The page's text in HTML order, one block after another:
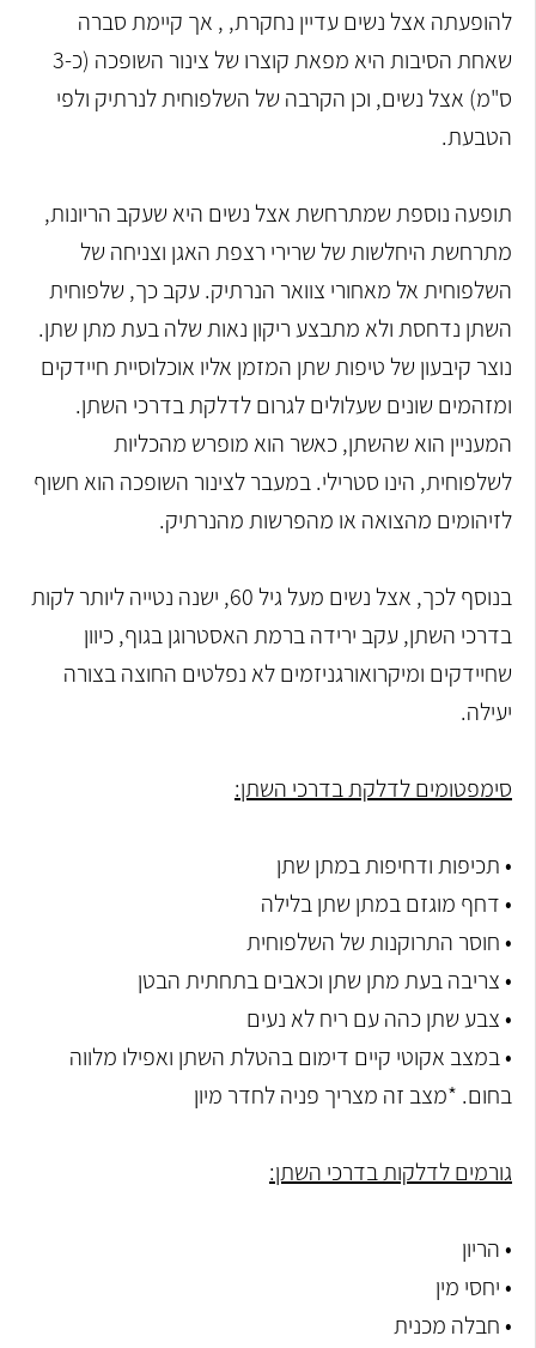
להופעתה אצל נשים עדיין נחקרת, , אך קיימת סברה
שאחת הסיבות היא מפאת קוצרו של צינור השופכה (כ-3
ס"מ) אצל נשים, וכן הקרבה של השלפוחית לנרתיק ולפי
הטבעת.
תופעה נוספת שמתרחשת אצל נשים היא שעקב הריונות,
מתרחשת היחלשות של שרירי רצפת האגן וצניחה של
השלפוחית אל מאחורי צוואר הנרתיק. עקב כך, שלפוחית
השתן נדחסת ולא מתבצע ריקון נאות שלה בעת מתן שתן.
נוצר קיבעון של טיפות שתן המזמן אליו אוכלוסיית חיידקים
ומזהמים שונים שעלולים לגרום לדלקת בדרכי השתן.
המעניין הוא שהשתן, כאשר הוא מופרש מהכליות
לשלפוחית, הינו סטרילי. במעבר לצינור השופכה הוא חשוף
לזיהומים מהצואה או מהפרשות מהנרתיק.
בנוסף לכך, אצל נשים מעל גיל 60, ישנה נטייה ליותר לקות
בדרכי השתן, עקב ירידה ברמת האסטרוגן בגוף, כיוון
שחיידקים ומיקרואורגניזמים לא נפלטים החוצה בצורה
יעילה.
סימפטומים לדלקת בדרכי השתן:
• תכיפות ודחיפות במתן שתן
• דחף מוגזם במתן שתן בלילה
• חוסר התרוקנות של השלפוחית
• צריבה בעת מתן שתן וכאבים בתחתית הבטן
• צבע שתן כהה עם ריח לא נעים
• במצב אקוטי קיים דימום בהטלת השתן ואפילו מלווה
בחום. *מצב זה מצריך פניה לחדר מיון
גורמים לדלקות בדרכי השתן:
• הריון
• יחסי מין
• חבלה מכנית